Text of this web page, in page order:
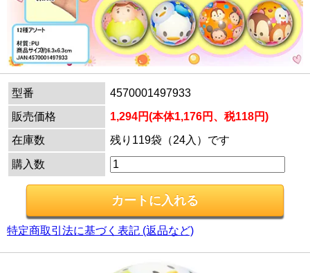
型番
4570001497933
販売価格
1,294円(本体1,176円、税118円)
在庫数
残り119袋（24入）です
購入数
特定商取引法に基づく表記 (返品など)